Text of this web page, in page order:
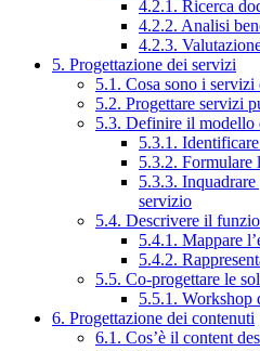
4.2.1. Ricerca
4.2.2. Analisi
4.2.3.
5. Progettazione dei servizi
5.1. Cosa sono i servizi
5.2. Progettare servizi
5.3. Definire il modello
5.3.1.
5.3.2. Formulare
5.3.3.
servizio
5.4. Descrivere il
5.4.1. Mappare
5.4.2.
5.5. Co-progettare le
5.5.1. Workshop
6. Progettazione dei contenuti
6.1. Cos’è il content